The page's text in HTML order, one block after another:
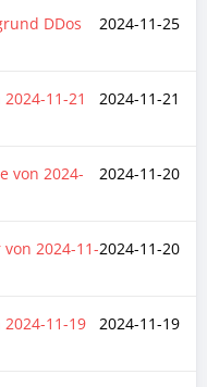
2024-11-25
DDos
2024-11-21
2024-11-21
2024-11-20
von 2024-
2024-11-20
von 2024-11-
2024-11-19
2024-11-19